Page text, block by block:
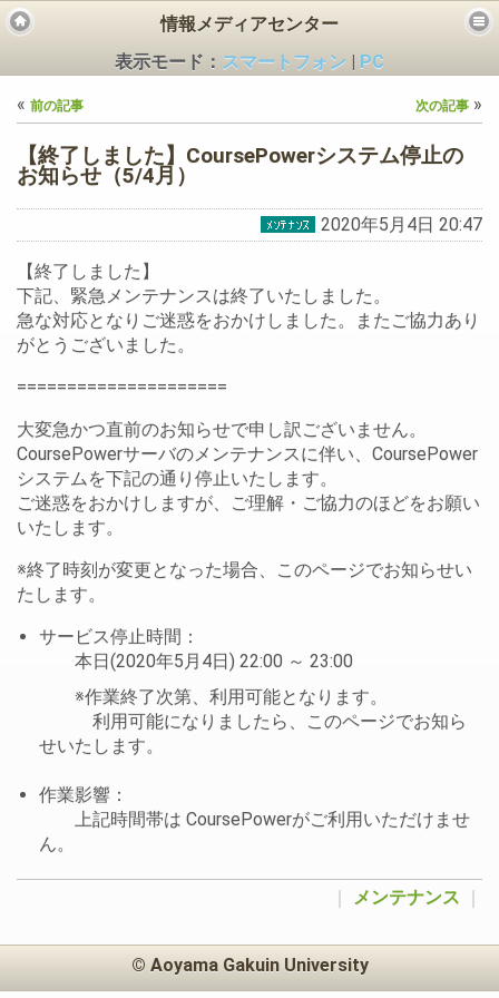
情報メディアセンター
表示モード： スマートフォン
PC
« 前の記事 次の記事 »
【終了しました】CoursePowerシステム停止の
お知らせ（5/4月）
2020年5月4日 20:47
【終了しました】
下記、緊急メンテナンスは終了いたしました。
急な対応となりご迷惑をおかけしました。またご協力あり
がとうございました。
=====================
大変急かつ直前のお知らせで申し訳ございません。
CoursePowerサーバのメンテナンスに伴い、CoursePower
システムを下記の通り停止いたします。
ご迷惑をおかけしますが、ご理解・ご協力のほどをお願い
いたします。
※終了時刻が変更となった場合、このページでお知らせい
たします。
サービス停止時間：
本日(2020年5月4日) 22:00 ～ 23:00
※作業終了次第、利用可能となります。
利用可能になりましたら、このページでお知ら
せいたします。
作業影響：
上記時間帯は CoursePowerがご利用いただけませ
ん。
メンテナンス
© Aoyama Gakuin University